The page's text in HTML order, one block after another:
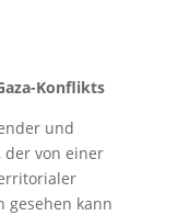
Konflikts
und
der von einer
gesehen kann